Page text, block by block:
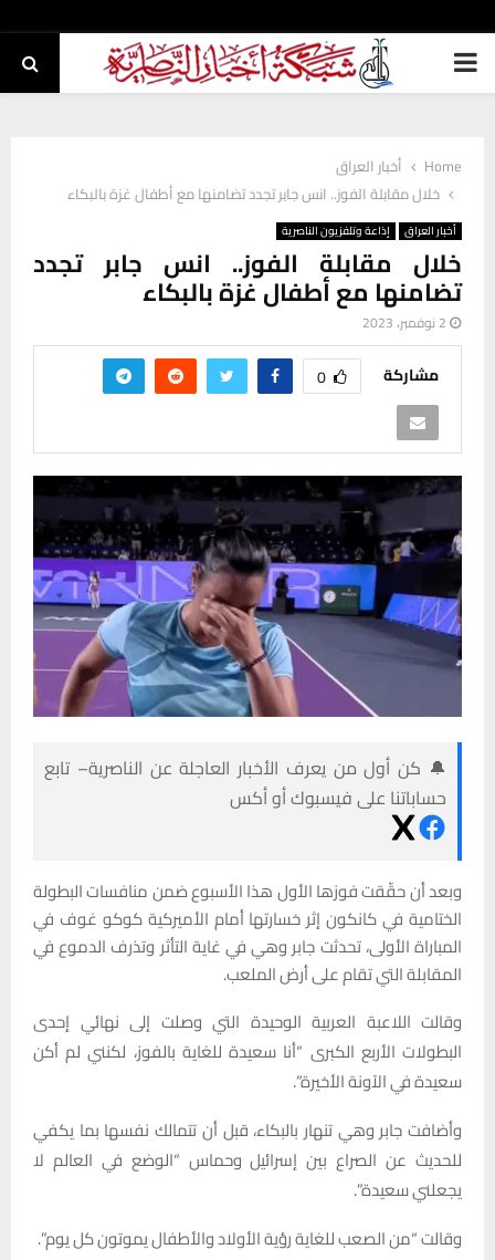
PRIMARY
Home
أخبار العراق
خلال مقابلة الفوز.. انس جابر تجدد تضامنها مع أطفال غزة بالبكاء
أخبار العراق إذاعة وتلفزيون الناصرية
خلال مقابلة الفوز.. انس جابر تجدد
تضامنها مع أطفال غزة بالبكاء
2 نوفمبر، 2023
مشاركة 0
🔔 كن أول من يعرف الأخبار العاجلة عن الناصرية– تابع
حساباتنا على فيسبوك أو أكس
وبعد أن حقّقت فوزها الأول هذا الأسبوع ضمن منافسات البطولة
الختامية في كانكون إثر خسارتها أمام الأميركية كوكو غوف في
المباراة الأولى، تحدثت جابر وهي في غاية التأثر وتذرف الدموع في
المقابلة التي تقام على أرض الملعب.
وقالت اللاعبة العربية الوحيدة التي وصلت إلى نهائي إحدى
البطولات الأربع الكبرى “أنا سعيدة للغاية بالفوز، لكنني لم أكن
سعيدة في الآونة الأخيرة”.
وأضافت جابر وهي تنهار بالبكاء، قبل أن تتمالك نفسها بما يكفي
للحديث عن الصراع بين إسرائيل وحماس “الوضع في العالم لا
يجعلني سعيدة”.
وقالت “من الصعب للغاية رؤية الأولاد والأطفال يموتون كل يوم”.